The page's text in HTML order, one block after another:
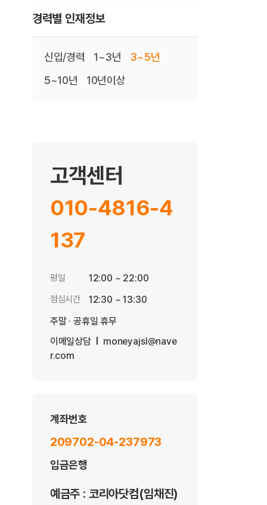
경력별 인재정보
신입/경력 1~3년
3~5년
5~10년
10년이상
고객센터
010-4816-4
137
평일 12:00 ~ 22:00
점심시간
12:30 ~ 13:30
주말 · 공휴일 휴무
이메일상담
moneyajsl@nave
r.com
계좌번호
209702-04-237973
입금은행
예금주 : 코리아닷컴(임채진)